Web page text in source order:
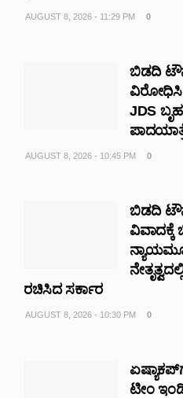
AUGUST 8, 2026 - 11:29 PM 0
ಬಿಡದಿ
ವಿರೋಧಿಸಿ
JDS
AUGUST 8, 2026 - 10:45 PM 0
ಬಿಡದಿ
ವಿವಾದಕ್ಕೆ
ರಚಿಸಿದ ಸರ್ಕಾರ
AUGUST 8, 2026 - 10:30 PM 0
ಟೀಂ